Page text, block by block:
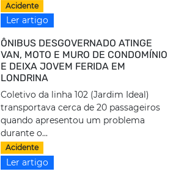
Acidente
Ler artigo
ÔNIBUS DESGOVERNADO ATINGE
VAN, MOTO E MURO DE CONDOMÍNIO
E DEIXA JOVEM FERIDA EM
LONDRINA
Coletivo da linha 102 (Jardim Ideal)
transportava cerca de 20 passageiros
quando apresentou um problema
durante o...
Acidente
Ler artigo